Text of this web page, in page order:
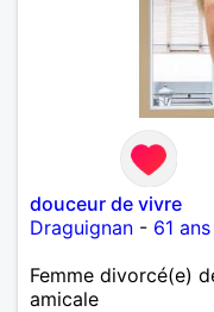
douceur de vivre
Draguignan - 61 ans
Femme divorcé(e)
amicale